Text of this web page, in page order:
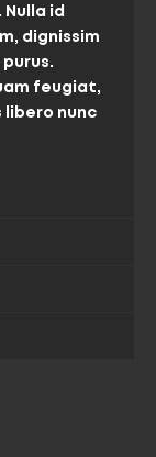
id
dignissim
feugiat,
libero nunc